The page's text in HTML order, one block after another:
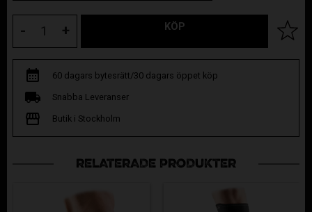
+
- KÖP Lägg
60 dagars bytesrätt/30 dagars öppet köp
Snabba Leveranser
Butik i Stockholm
RELATERADE PRODUKTER